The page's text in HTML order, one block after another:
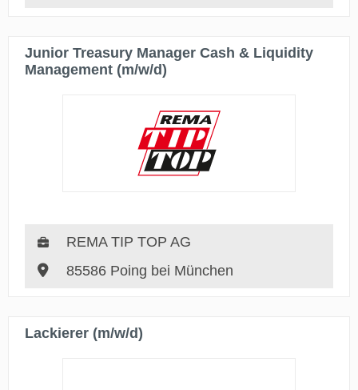
Junior Treasury Manager Cash & Liquidity
Management (m/w/d)
REMA TIP TOP AG
85586 Poing bei München
Lackierer (m/w/d)